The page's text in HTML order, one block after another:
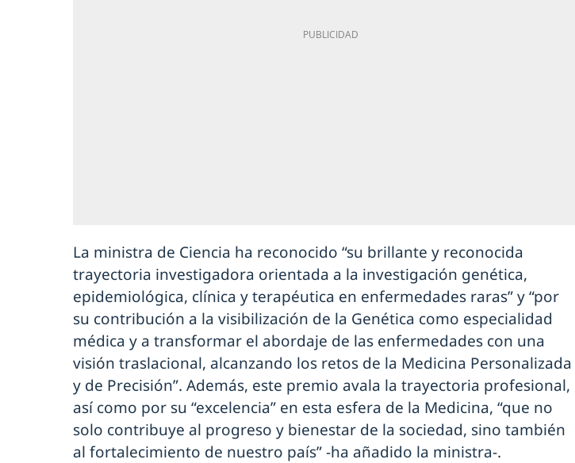
La ministra de Ciencia ha reconocido “su brillante y reconocida
trayectoria investigadora orientada a la investigación genética,
epidemiológica, clínica y terapéutica en enfermedades raras” y “por
su contribución a la visibilización de la Genética como especialidad
médica y a transformar el abordaje de las enfermedades con una
visión traslacional, alcanzando los retos de la Medicina Personalizada
y de Precisión”. Además, este premio avala la trayectoria profesional,
así como por su “excelencia” en esta esfera de la Medicina, “que no
solo contribuye al progreso y bienestar de la sociedad, sino también
al fortalecimiento de nuestro país” -ha añadido la ministra-.